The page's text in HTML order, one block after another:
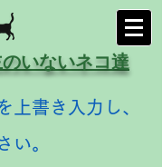
いないネコ達
上書き入力し、
い。